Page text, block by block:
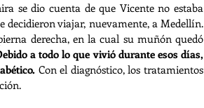
se dio cuenta de que Vicente no estaba
decidieron viajar, nuevamente, a Medellín.
derecha, en la cual su muñón quedó
a todo lo que vivió durante esos días,
Con el diagnóstico, los tratamientos